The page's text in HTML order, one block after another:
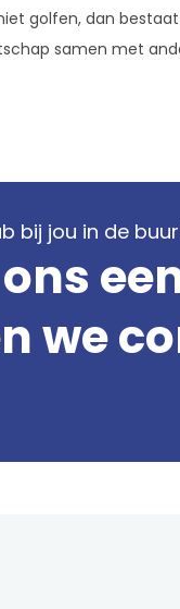
golfen, dan
samen met
bij jou in de
we